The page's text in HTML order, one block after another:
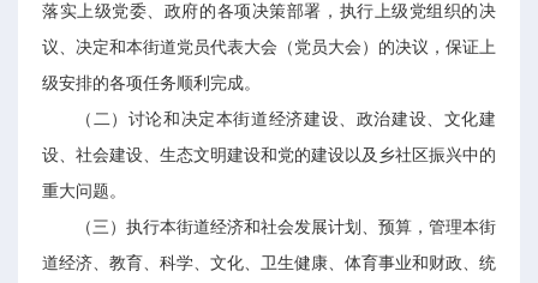
落实上级党委、政府的各项决策部署，执行上级党组织的决
议、决定和本街道党员代表大会（党员大会）的决议，保证上
级安排的各项任务顺利完成。
（二）讨论和决定本街道经济建设、政治建设、文化建
设、社会建设、生态文明建设和党的建设以及乡社区振兴中的
重大问题。
（三）执行本街道经济和社会发展计划、预算，管理本街
道经济、教育、科学、文化、卫生健康、体育事业和财政、统